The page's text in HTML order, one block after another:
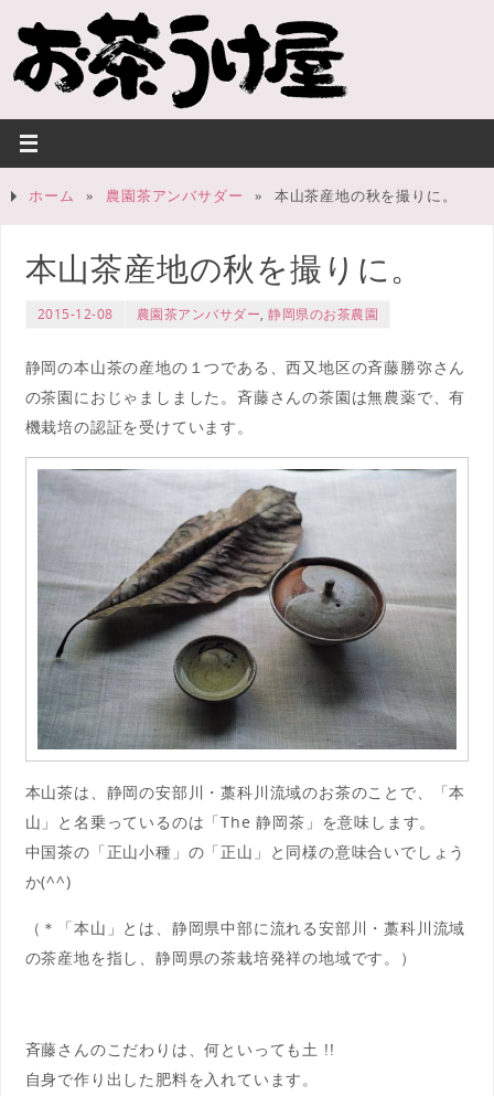
ホーム » 農園茶アンバサダー » 本山茶産地の秋を撮りに。
本山茶産地の秋を撮りに。
2015-12-08 農園茶アンバサダー,静岡県のお茶農園
静岡の本山茶の産地の１つである、西又地区の斉藤勝弥さん
の茶園におじゃましました。斉藤さんの茶園は無農薬で、有
機栽培の認証を受けています。
本山茶は、静岡の安部川・藁科川流域のお茶のことで、「本
山」と名乗っているのは「The 静岡茶」を意味します。
中国茶の「正山小種」の「正山」と同様の意味合いでしょう
か(^^)
（＊「本山」とは、静岡県中部に流れる安部川・藁科川流域
の茶産地を指し、静岡県の茶栽培発祥の地域です。）
斉藤さんのこだわりは、何といっても土 !!
自身で作り出した肥料を入れています。